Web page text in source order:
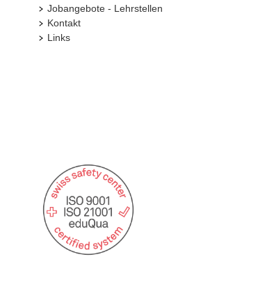
Jobangebote - Lehrstellen
Kontakt
Links